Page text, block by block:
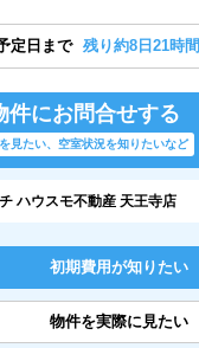
定日まで 残り約8日21時
件にお問合せする
見たい、空室状況を知りたいなど
ハウスモ不動産 天王寺店
初期費用が知りたい
物件を実際に見たい